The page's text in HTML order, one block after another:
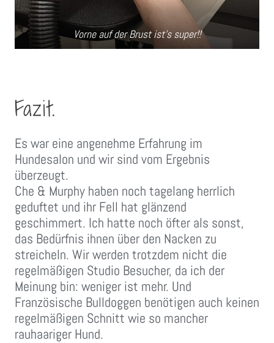
Vorne auf der Brust ist’s super!!
Fazit.
Es war eine angenehme Erfahrung im
Hundesalon und wir sind vom Ergebnis
überzeugt.
Che & Murphy haben noch tagelang herrlich
geduftet und ihr Fell hat glänzend
geschimmert. Ich hatte noch öfter als sonst,
das Bedürfnis ihnen über den Nacken zu
streicheln. Wir werden trotzdem nicht die
regelmäßigen Studio Besucher, da ich der
Meinung bin: weniger ist mehr. Und
Französische Bulldoggen benötigen auch keinen
regelmäßigen Schnitt wie so mancher
rauhaariger Hund.